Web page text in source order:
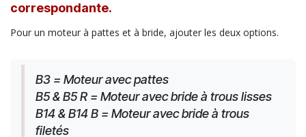
correspondante.
Pour un moteur à pattes et à bride, ajouter les deux options.
B3 = Moteur avec pattes
B5 & B5 R = Moteur avec bride à trous lisses
B14 & B14 B = Moteur avec bride à trous
filetés